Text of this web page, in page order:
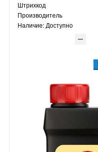
Штрихкод
Производитель
Наличие: Доступно